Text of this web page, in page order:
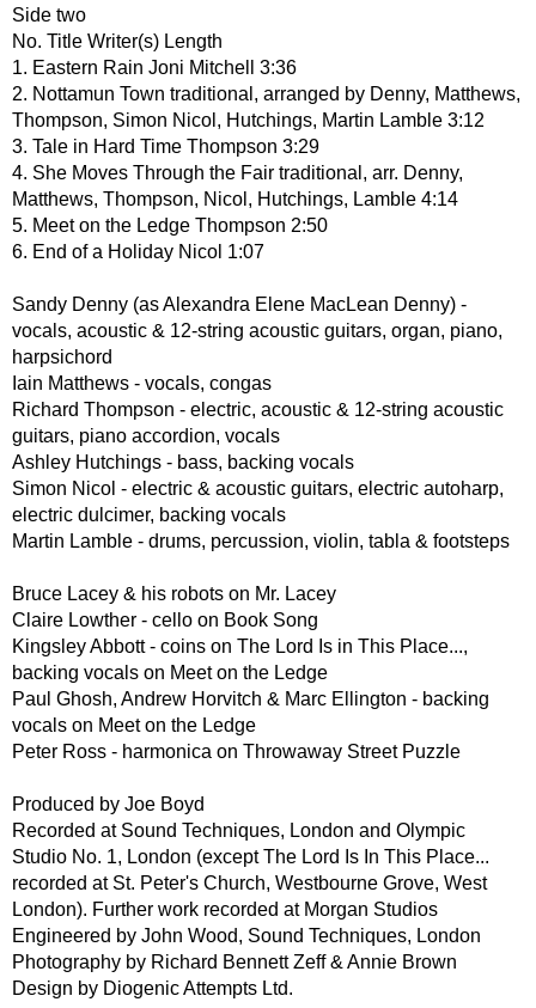
Side two
No. Title Writer(s) Length
1. Eastern Rain Joni Mitchell 3:36
2. Nottamun Town traditional, arranged by Denny, Matthews,
Thompson, Simon Nicol, Hutchings, Martin Lamble 3:12
3. Tale in Hard Time Thompson 3:29
4. She Moves Through the Fair traditional, arr. Denny,
Matthews, Thompson, Nicol, Hutchings, Lamble 4:14
5. Meet on the Ledge Thompson 2:50
6. End of a Holiday Nicol 1:07
Sandy Denny (as Alexandra Elene MacLean Denny) -
vocals, acoustic & 12-string acoustic guitars, organ, piano,
harpsichord
Iain Matthews - vocals, congas
Richard Thompson - electric, acoustic & 12-string acoustic
guitars, piano accordion, vocals
Ashley Hutchings - bass, backing vocals
Simon Nicol - electric & acoustic guitars, electric autoharp,
electric dulcimer, backing vocals
Martin Lamble - drums, percussion, violin, tabla & footsteps
Bruce Lacey & his robots on Mr. Lacey
Claire Lowther - cello on Book Song
Kingsley Abbott - coins on The Lord Is in This Place...,
backing vocals on Meet on the Ledge
Paul Ghosh, Andrew Horvitch & Marc Ellington - backing
vocals on Meet on the Ledge
Peter Ross - harmonica on Throwaway Street Puzzle
Produced by Joe Boyd
Recorded at Sound Techniques, London and Olympic
Studio No. 1, London (except The Lord Is In This Place...
recorded at St. Peter's Church, Westbourne Grove, West
London). Further work recorded at Morgan Studios
Engineered by John Wood, Sound Techniques, London
Photography by Richard Bennett Zeff & Annie Brown
Design by Diogenic Attempts Ltd.